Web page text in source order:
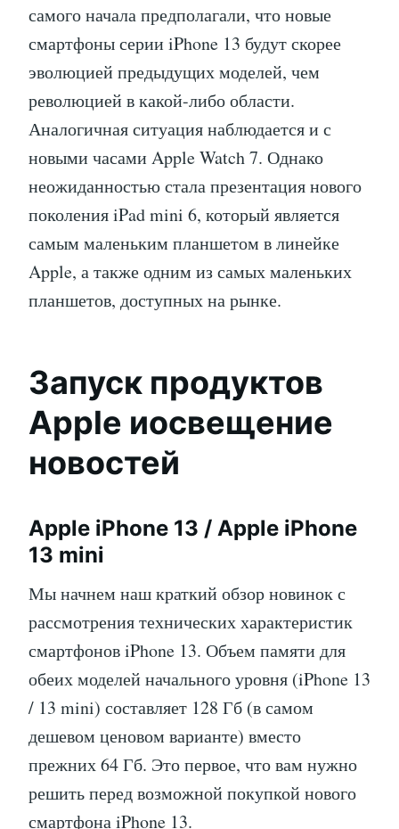
самого начала предполагали, что новые
смартфоны серии iPhone 13 будут скорее
эволюцией предыдущих моделей, чем
революцией в какой-либо области.
Аналогичная ситуация наблюдается и с
новыми часами Apple Watch 7. Однако
неожиданностью стала презентация нового
поколения iPad mini 6, который является
самым маленьким планшетом в линейке
Apple, а также одним из самых маленьких
планшетов, доступных на рынке.
Запуск продуктов
Apple иосвещение
новостей
Apple iPhone 13 / Apple iPhone
13 mini
Мы начнем наш краткий обзор новинок с
рассмотрения технических характеристик
смартфонов iPhone 13. Объем памяти для
обеих моделей начального уровня (iPhone 13
/ 13 mini) составляет 128 Гб (в самом
дешевом ценовом варианте) вместо
прежних 64 Гб. Это первое, что вам нужно
решить перед возможной покупкой нового
смартфона iPhone 13.